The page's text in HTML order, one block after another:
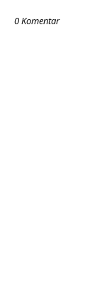
0 Komentar